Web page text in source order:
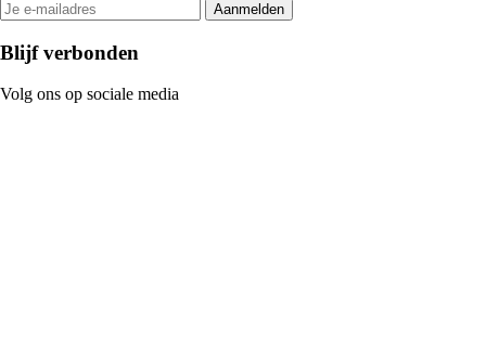
Aanmelden
Blijf verbonden
Volg ons op sociale media